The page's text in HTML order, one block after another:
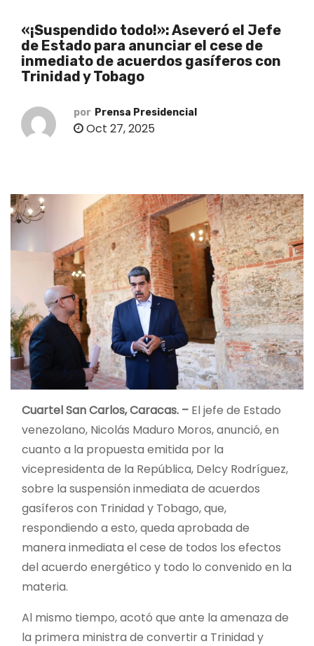
«¡Suspendido todo!»: Aseveró el Jefe
de Estado para anunciar el cese de
inmediato de acuerdos gasíferos con
Trinidad y Tobago
por Prensa Presidencial
Oct 27, 2025
Cuartel San Carlos, Caracas. – El jefe de Estado
venezolano, Nicolás Maduro Moros, anunció, en
cuanto a la propuesta emitida por la
vicepresidenta de la República, Delcy Rodríguez,
sobre la suspensión inmediata de acuerdos
gasíferos con Trinidad y Tobago, que,
respondiendo a esto, queda aprobada de
manera inmediata el cese de todos los efectos
del acuerdo energético y todo lo convenido en la
materia.
Al mismo tiempo, acotó que ante la amenaza de
la primera ministra de convertir a Trinidad y